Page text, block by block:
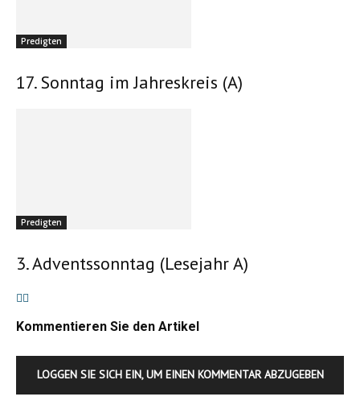
Predigten
17. Sonntag im Jahreskreis (A)
Predigten
3. Adventssonntag (Lesejahr A)
Kommentieren Sie den Artikel
LOGGEN SIE SICH EIN, UM EINEN KOMMENTAR ABZUGEBEN